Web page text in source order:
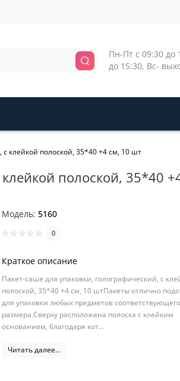
Пн-Пт с 09:30 до
до 15:30, Вс-
клейкой полоской, 35*40 +4 см, 10 шт
полоской, 35*40
Модель:5160
0
Краткое описание
Пакет-саше для упаковки, голографический, с
полоской, 35*40 +4 см, 10 штПакеты отлично
для упаковки любых предметов соответствующего
размера.Сверху расположена полоска с клейким
основанием, благодаря кот...
Читать далее...